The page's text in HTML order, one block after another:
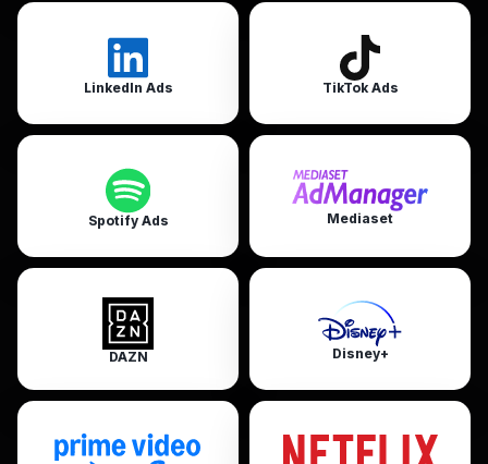
LinkedIn Ads TikTok Ads
Spotify Ads Mediaset
DAZN Disney+